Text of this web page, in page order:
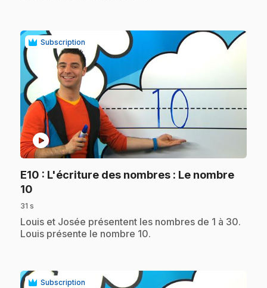
Subscription
play_circle
E10 : L'écriture des nombres : Le nombre
10
31 s
.Louis et Josée présentent les nombres de 1 à 30.
Louis présente le nombre 10.
Subscription